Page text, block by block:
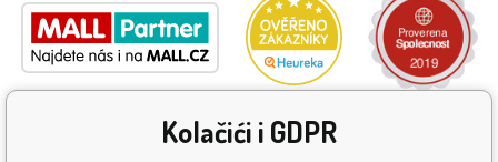
Kolačići i GDPR